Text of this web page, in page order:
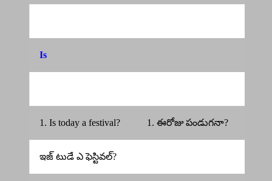
Is
1. Is today a festival? 1. ఈరోజు పండుగనా?
ఇజ్ టుడే ఎ ఫెస్టివల్?